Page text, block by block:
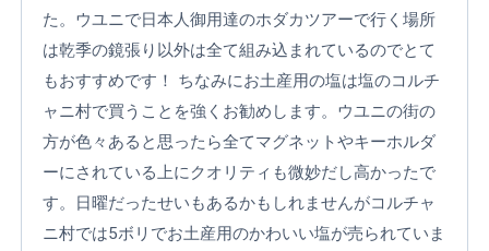
た。ウユニで日本人御用達のホダカツアーで行く場所
は乾季の鏡張り以外は全て組み込まれているのでとて
もおすすめです！ ちなみにお土産用の塩は塩のコルチ
ャニ村で買うことを強くお勧めします。ウユニの街の
方が色々あると思ったら全てマグネットやキーホルダ
ーにされている上にクオリティも微妙だし高かったで
す。日曜だったせいもあるかもしれませんがコルチャ
ニ村では5ボリでお土産用のかわいい塩が売られていま